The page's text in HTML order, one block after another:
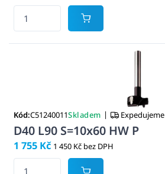
Kód:C51240011Skladem | Expedujeme
D40 L90 S=10x60 HW P
1 755 Kč 1 450 Kč bez DPH